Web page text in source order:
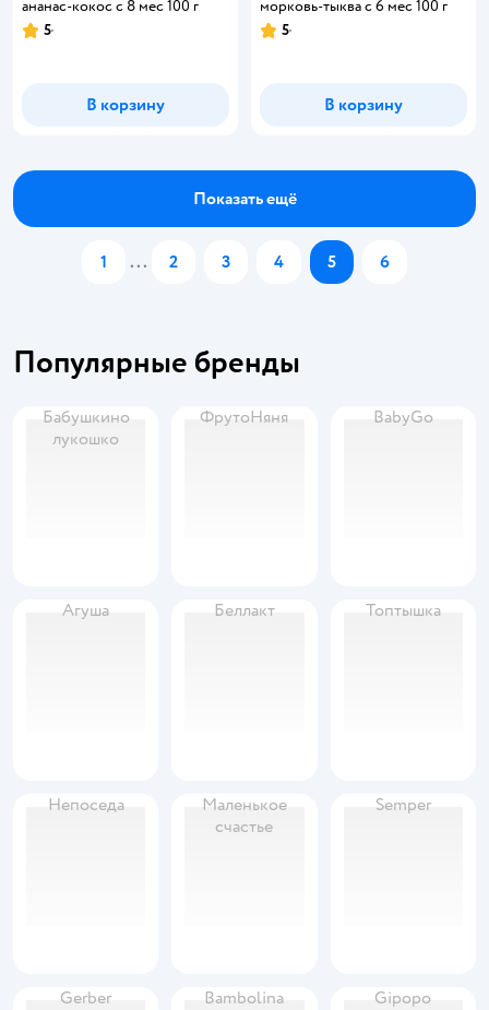
ананас-кокос с 8 мес 100 г
5
В корзину
морковь-тыква с 6 мес 100 г
5
В корзину
Показать ещё
1 ... 2 3 4 5 6
Популярные бренды
Бабушкино
лукошко
ФрутоНяня BabyGo
Агуша Беллакт Топтышка
Непоседа
Маленькое
счастье
Semper
Gerber Bambolinа Gipopo